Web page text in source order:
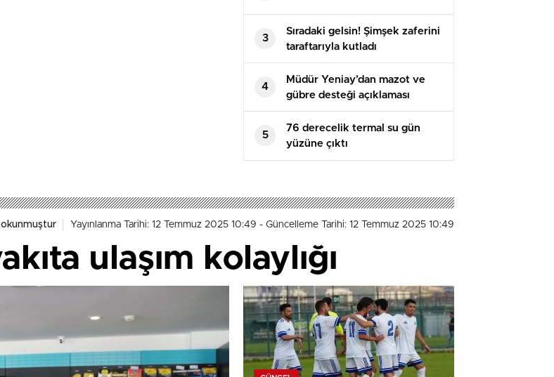
3
Sıradaki gelsin! Şimşek zaferini
taraftarıyla kutladı
4
Müdür Yeniay’dan mazot ve
gübre desteği açıklaması
5
76 derecelik termal su gün
yüzüne çıktı
Yayınlanma Tarihi: 12 Temmuz 2025 10:49 - Güncelleme Tarihi: 12 Temmuz 2025 10:49
ulaşım kolaylığı